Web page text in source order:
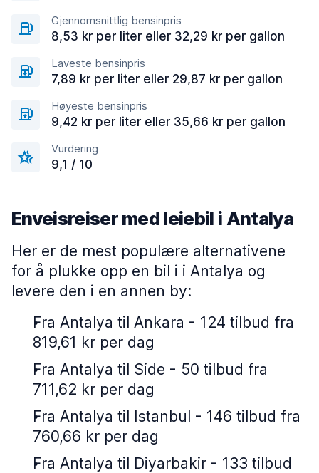
Gjennomsnittlig bensinpris
8,53 kr per liter eller 32,29 kr per gallon
Laveste bensinpris
7,89 kr per liter eller 29,87 kr per gallon
Høyeste bensinpris
9,42 kr per liter eller 35,66 kr per gallon
Vurdering
9,1 / 10
Enveisreiser med leiebil i Antalya
Her er de mest populære alternativene
for å plukke opp en bil i i Antalya og
levere den i en annen by:
Fra Antalya til Ankara - 124 tilbud fra
819,61 kr per dag
Fra Antalya til Side - 50 tilbud fra
711,62 kr per dag
Fra Antalya til Istanbul - 146 tilbud fra
760,66 kr per dag
Fra Antalya til Diyarbakir - 133 tilbud